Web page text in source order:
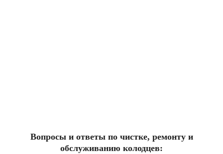
Вопросы и ответы по чистке, ремонту и
обслуживанию колодцев: